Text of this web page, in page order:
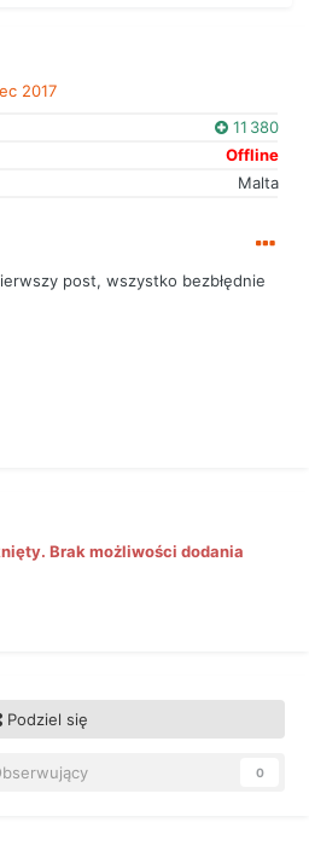
2017
11 380
Offline
Malta
post, wszystko bezbłędnie
Brak możliwości dodania
Podziel się
0